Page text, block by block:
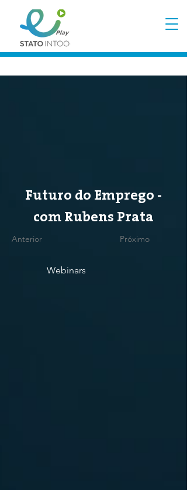
Futuro do Emprego -
com Rubens Prata
Anterior Próximo
Webinars